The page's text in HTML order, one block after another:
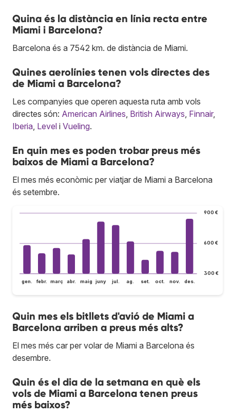
Quina és la distància en línia recta entre
Miami i Barcelona?
Barcelona és a 7542 km. de distància de Miami.
Quines aerolínies tenen vols directes des
de Miami a Barcelona?
Les companyies que operen aquesta ruta amb vols
directes són: American Airlines British Airways Finnair,
Iberia Level i Vueling.
En quin mes es poden trobar preus més
baixos de Miami a Barcelona?
El mes més econòmic per viatjar de Miami a Barcelona
és setembre.
300 €
600 €
900 €
gen. febr. març abr. maig juny jul. ag. set. oct. nov. des.
Quin mes els bitllets d'avió de Miami a
Barcelona arriben a preus més alts?
El mes més car per volar de Miami a Barcelona és
desembre.
Quin és el dia de la setmana en què els
vols de Miami a Barcelona tenen preus
més baixos?